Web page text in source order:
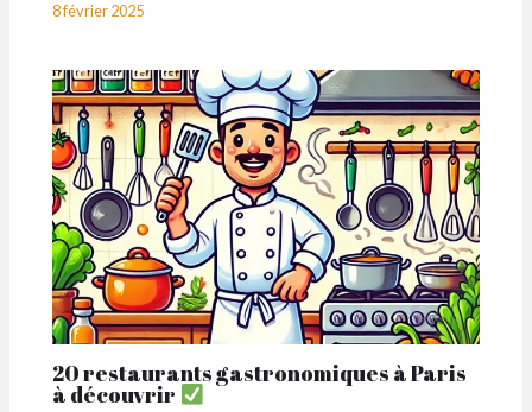
8 février 2025
20 restaurants gastronomiques à Paris
à découvrir